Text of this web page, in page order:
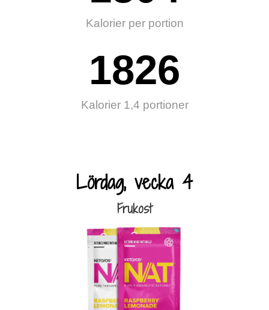
Kalorier per portion
1826
Kalorier 1,4 portioner
Lördag, vecka 4
Frukost